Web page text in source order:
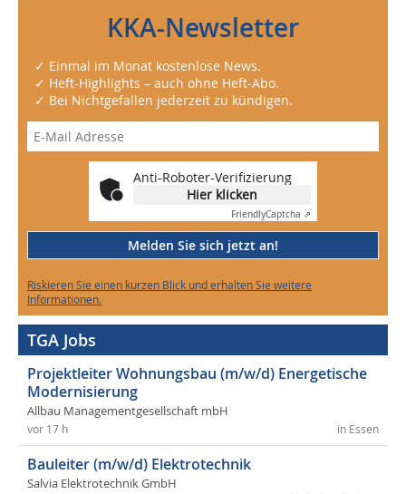
KKA-Newsletter
✓ Einmal im Monat kostenlose News.
✓ Heft-Highlights – auch ohne Heft-Abo.
✓ Bei Nichtgefallen jederzeit zu kündigen.
Anti-Roboter-Verifizierung
Hier klicken
FriendlyCaptcha ⇗
Melden Sie sich jetzt an!
Riskieren Sie einen kurzen Blick und erhalten Sie weitere
Informationen.
TGA Jobs
Projektleiter Wohnungsbau (m/w/d) Energetische
Modernisierung
Allbau Managementgesellschaft mbH
in Essen
vor 17 h
Bauleiter (m/w/d) Elektrotechnik
Salvia Elektrotechnik GmbH